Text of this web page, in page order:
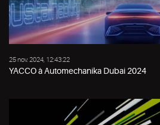
25 nov. 2024, 12:43:22
YACCO à Automechanika Dubai 2024